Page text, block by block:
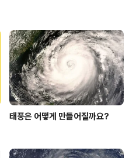
태풍은 어떻게 만들어질까요?